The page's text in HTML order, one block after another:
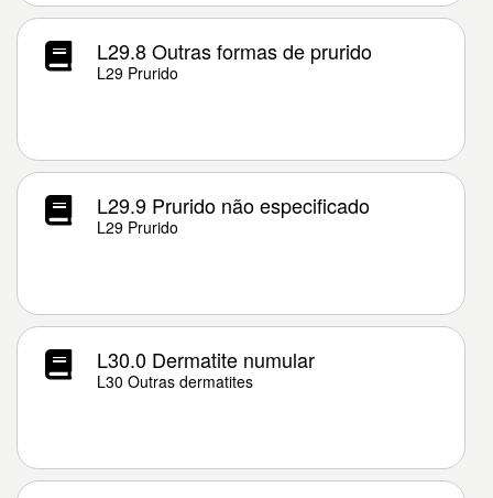
L29.8 Outras formas de prurido
L29 Prurido
L29.9 Prurido não especificado
L29 Prurido
L30.0 Dermatite numular
L30 Outras dermatites